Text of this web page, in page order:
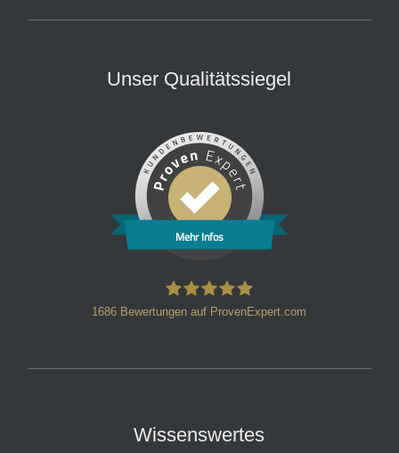
Unser Qualitätssiegel
Mehr Infos
1686 Bewertungen auf ProvenExpert.com
Wissenswertes